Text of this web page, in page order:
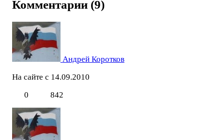
Комментарии (9)
Андрей Коротков
На сайте с 14.09.2010
0
842